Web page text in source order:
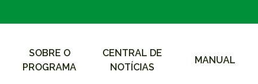
SOBRE O
PROGRAMA
CENTRAL DE
NOTÍCIAS
MANUAL